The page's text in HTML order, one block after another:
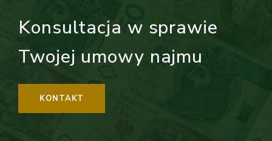
Konsultacja w sprawie
Twojej umowy najmu
KONTAKT